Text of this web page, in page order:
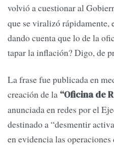
volvió a cuestionar al
que se viralizó rápidamente,
dando cuenta que lo de la
tapar la inflación? Digo, de
La frase fue publicada en
creación de la “Oficina de
anunciada en redes por el
destinado a “desmentir
en evidencia las